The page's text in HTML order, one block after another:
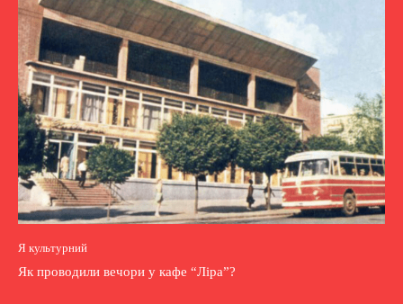
Я культурний
Як проводили вечори у кафе “Ліра”?